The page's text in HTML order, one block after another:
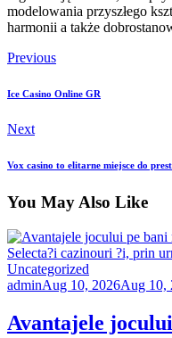
modelowania przyszłego
harmonii a także
Previous
Ice Casino Online GR
Next
Vox casino to elitarne miejsce do
You May Also Like
Uncategorized
adminAug 10, 2026Aug 10,
Avantajele